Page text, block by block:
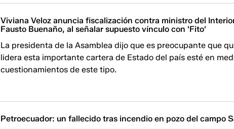
Viviana Veloz anuncia fiscalización contra ministro del
Fausto Buenaño, al señalar supuesto vínculo con 'Fito'
La presidenta de la Asamblea dijo que es preocupante que
lidera esta importante cartera de Estado del país esté en
cuestionamientos de este tipo.
Petroecuador: un fallecido tras incendio en pozo del campo